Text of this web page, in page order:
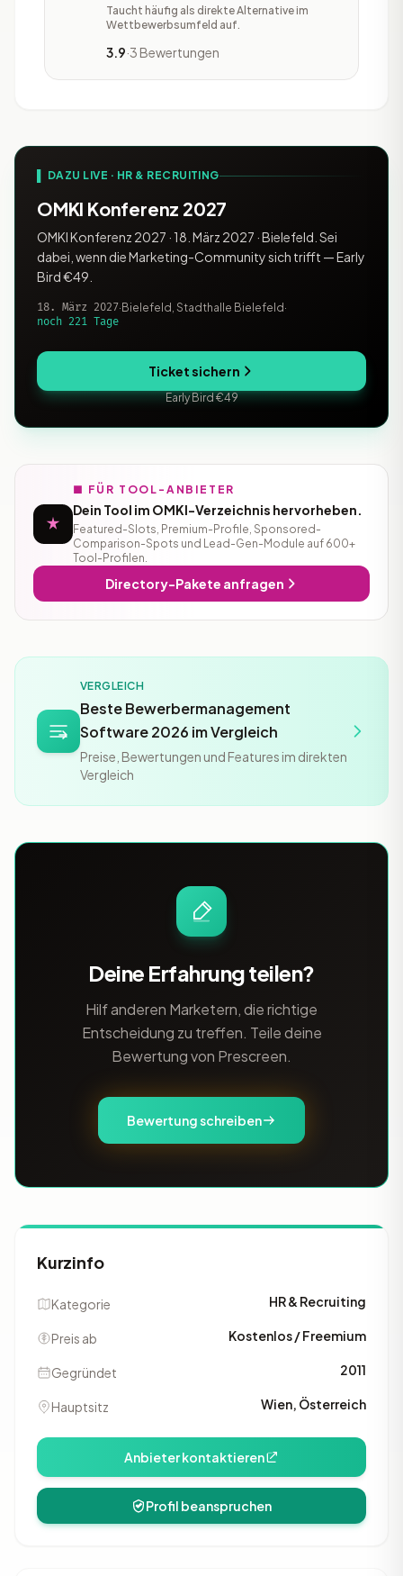
Unternehmen. Die Software erleichtert
es Firmen, die Beziehungen zu Kunden
und langfristigere Customer Relations.
zoho desk ist ein Helpdesk-Tool, das
Taucht häufig als direkte Alternative im
Wettbewerbsumfeld auf.
3.9·3 Bewertungen
▌ DAZU LIVE · HR & RECRUITING
OMKI Konferenz 2027
OMKI Konferenz 2027 · 18. März 2027 · Bielefeld. Sei
dabei, wenn die Marketing-Community sich trifft — Early
Bird €49.
18. März 2027· Bielefeld, Stadthalle Bielefeld ·
noch 221 Tage
Ticket sichern
Early Bird €49
■ FÜR TOOL-ANBIETER
Dein Tool im OMKI-Verzeichnis hervorheben.
Featured-Slots, Premium-Profile, Sponsored-
Comparison-Spots und Lead-Gen-Module auf 600+
Tool-Profilen.
Directory-Pakete anfragen
VERGLEICH
Beste Bewerbermanagement
Software 2026 im Vergleich
Preise, Bewertungen und Features im direkten
Vergleich
Deine Erfahrung teilen?
Hilf anderen Marketern, die richtige
Entscheidung zu treffen. Teile deine
Bewertung von Prescreen.
Bewertung schreiben
Kurzinfo
Kategorie HR & Recruiting
Preis ab Kostenlos / Freemium
Gegründet 2011
Hauptsitz Wien, Österreich
Anbieter kontaktieren
Profil beanspruchen